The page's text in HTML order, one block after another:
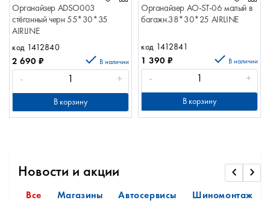
Органайзер ADSO003
стёганный черн 55*30*35
AIRLINE
код 1412840
2 690 ₽ В наличии
- +
В корзину
Органайзер AO-ST-06 малый в
багажн.38*30*25 AIRLINE
код 1412841
1 390 ₽ В наличии
- +
В корзину
Новости и акции
Все Магазины Автосервисы Шиномонтаж